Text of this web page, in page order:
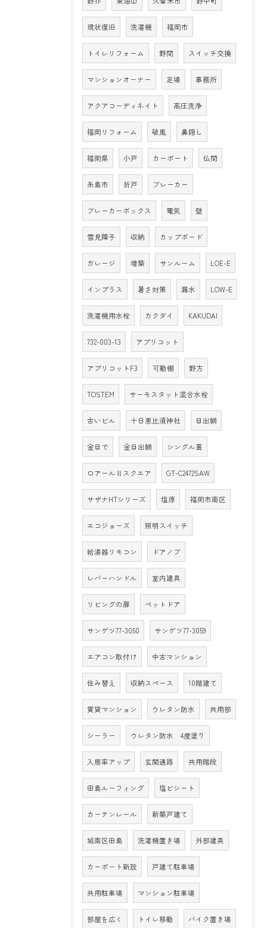
現状復旧 洗濯機 福岡市
トイレリフォーム 野間 スイッチ交換
マンションオーナー 足場 事務所
アクアコーディネイト 高圧洗浄
福岡リフォーム 破風 鼻隠し
福岡県 小戸 カーポート 仏間
糸島市 折戸 ブレーカー
ブレーカーボックス 電気 壁
雪見障子 収納 カップボード
ガレージ 増築 サンルーム LOE-E
インプラス 暑さ対策 漏水 LOW-E
洗濯機用水栓 カクダイ KAKUDAI
732-003-13 アプリコット
アプリコットF3 可動棚 野方
TOSTEM サーモスタット混合水栓
古いビル 十日恵比須神社 目出鯛
金目で 金目出鯛 シングル葺
ロアールⅡスクエア GT-C2472SAW
サザナHTシリーズ 塩原 福岡市南区
エコジョーズ 照明スイッチ
給湯器リモコン ドアノブ
レバーハンドル 室内建具
リビングの扉 ペットドア
サンゲツ77-3050 サンゲツ77-3059
エアコン取付け 中古マンション
住み替え 収納スペース 10階建て
賃貸マンション ウレタン防水 共用部
シーラー ウレタン防水 4度塗り
入居率アップ 玄関通路 共用階段
田島ルーフィング 塩ビシート
カーテンレール 新築戸建て
城南区田島 洗濯機置き場 外部建具
カーポート新設 戸建て駐車場
共用駐車場 マンション駐車場
部屋を広く トイレ移動 バイク置き場